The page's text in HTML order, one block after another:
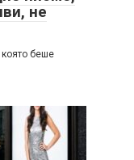
не
беше